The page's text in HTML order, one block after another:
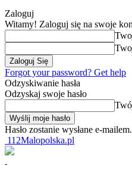
Zaloguj
Witamy! Zaloguj się na swoje
Forgot your password? Get help
Odzyskiwanie hasła
Odzyskaj swoje hasło
Hasło zostanie wysłane e-mailem.
112Malopolska.pl